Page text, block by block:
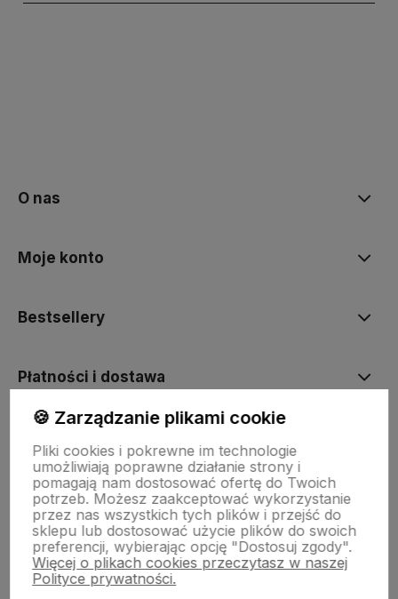
O nas
Moje konto
Bestsellery
Płatności i dostawa
Pomoc
🍪 Zarządzanie plikami cookie
Pliki cookies i pokrewne im technologie
umożliwiają poprawne działanie strony i
pomagają nam dostosować ofertę do Twoich
potrzeb. Możesz zaakceptować wykorzystanie
przez nas wszystkich tych plików i przejść do
sklepu lub dostosować użycie plików do swoich
preferencji, wybierając opcję "Dostosuj zgody".
Więcej o plikach cookies przeczytasz w naszej
Polityce prywatności.